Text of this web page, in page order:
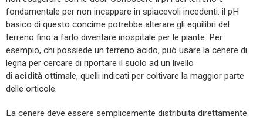
fondamentale per non incappare in spiacevoli incedenti: il pH
basico di questo concime potrebbe alterare gli equilibri del
terreno fino a farlo diventare inospitale per le piante. Per
esempio, chi possiede un terreno acido, può usare la cenere di
legna per cercare di riportare il suolo ad un livello
di acidità ottimale, quelli indicati per coltivare la maggior parte
delle orticole.
La cenere deve essere semplicemente distribuita direttamente